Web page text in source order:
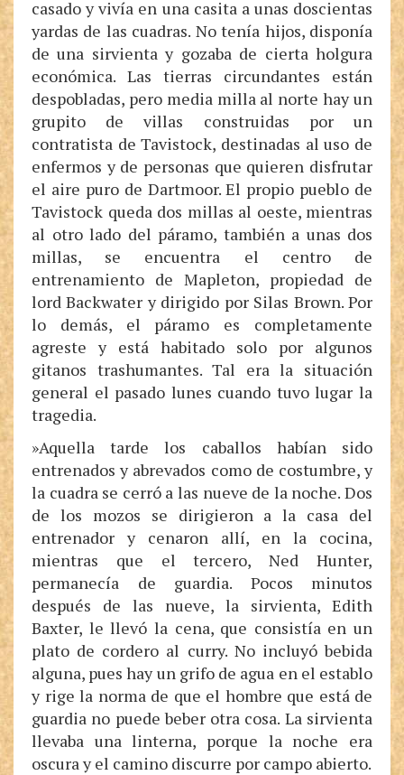
casado y vivía en una casita a unas doscientas
yardas de las cuadras. No tenía hijos, disponía
de una sirvienta y gozaba de cierta holgura
económica. Las tierras circundantes están
despobladas, pero media milla al norte hay un
grupito de villas construidas por un
contratista de Tavistock, destinadas al uso de
enfermos y de personas que quieren disfrutar
el aire puro de Dartmoor. El propio pueblo de
Tavistock queda dos millas al oeste, mientras
al otro lado del páramo, también a unas dos
millas, se encuentra el centro de
entrenamiento de Mapleton, propiedad de
lord Backwater y dirigido por Silas Brown. Por
lo demás, el páramo es completamente
agreste y está habitado solo por algunos
gitanos trashumantes. Tal era la situación
general el pasado lunes cuando tuvo lugar la
tragedia.
»Aquella tarde los caballos habían sido
entrenados y abrevados como de costumbre, y
la cuadra se cerró a las nueve de la noche. Dos
de los mozos se dirigieron a la casa del
entrenador y cenaron allí, en la cocina,
mientras que el tercero, Ned Hunter,
permanecía de guardia. Pocos minutos
después de las nueve, la sirvienta, Edith
Baxter, le llevó la cena, que consistía en un
plato de cordero al curry. No incluyó bebida
alguna, pues hay un grifo de agua en el establo
y rige la norma de que el hombre que está de
guardia no puede beber otra cosa. La sirvienta
llevaba una linterna, porque la noche era
oscura y el camino discurre por campo abierto.